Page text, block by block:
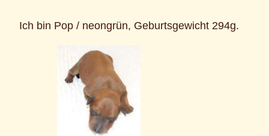
Ich bin Pop / neongrün, Geburtsgewicht 294g.